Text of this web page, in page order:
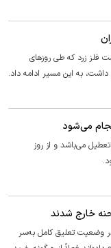
فلز زرد که طی روز‌های
به این مسیر ادامه داد.
می‌باشد و از روز
خارج شدند
در وضعیت تعلیق کامل به‌سر